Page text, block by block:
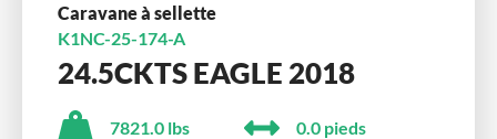
Caravane à sellette
K1NC-25-174-A
24.5CKTS EAGLE 2018
7821.0 lbs 0.0 pieds